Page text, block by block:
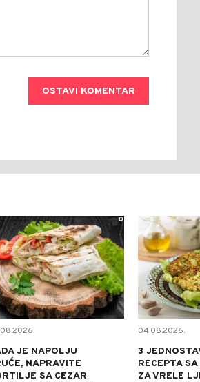
OSTAVI KOMENTAR
0
JE NAPOLJU
NAPRAVITE
SA CEZAR
04.08.2026.
3
RECEPTA
ZA VRELE